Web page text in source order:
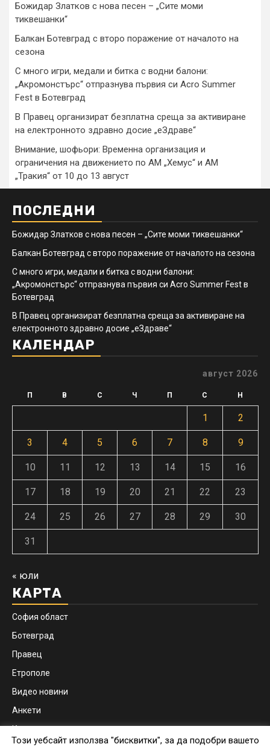
Божидар Златков с нова песен – „Сите моми
тиквешанки“
Балкан Ботевград с второ поражение от началото на
сезона
С много игри, медали и битка с водни балони:
„Акромонстърс“ отпразнува първия си Acro Summer
Fest в Ботевград
В Правец организират безплатна среща за активиране
на електронното здравно досие „еЗдраве“
Внимание, шофьори: Временна организация и
ограничения на движението по АМ „Хемус“ и АМ
„Тракия“ от 10 до 13 август
ПОСЛЕДНИ
Божидар Златков с нова песен – „Сите моми тиквешанки“
Балкан Ботевград с второ поражение от началото на сезона
С много игри, медали и битка с водни балони:
„Акромонстърс“ отпразнува първия си Acro Summer Fest в
Ботевград
В Правец организират безплатна среща за активиране на
електронното здравно досие „еЗдраве“
КАЛЕНДАР
август 2026
П В С Ч П С Н
1 2
3 4 5 6 7 8 9
10 11 12 13 14 15 16
17 18 19 20 21 22 23
24 25 26 27 28 29 30
31
« юли
КАРТА
София област
Ботевград
Правец
Етрополе
Видео новини
Анкети
Контакти
Този уебсайт използва "бисквитки", за да подобри вашето